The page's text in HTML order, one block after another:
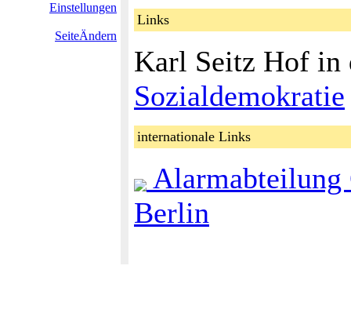
Einstellungen
SeiteÄndern
Links
Karl Seitz Hof
Sozialdemokratie
internationale Links
Alarmabteilung
Berlin